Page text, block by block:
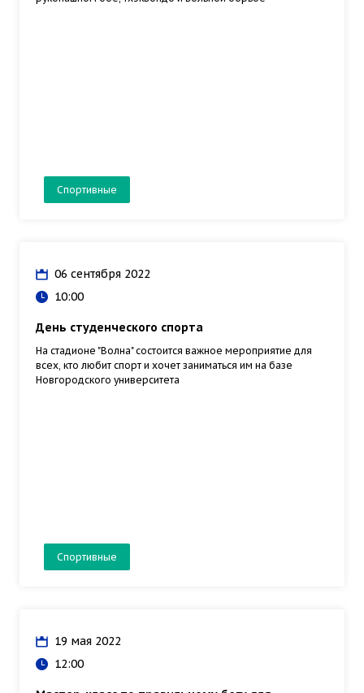
Спортивные
06 сентября 2022
10:00
День студенческого спорта
На стадионе "Волна" состоится важное мероприятие для
всех, кто любит спорт и хочет заниматься им на базе
Новгородского университета
Спортивные
19 мая 2022
12:00